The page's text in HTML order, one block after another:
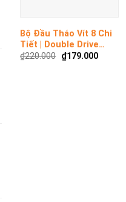
Bộ Đầu Tháo Vít 8 Chi
Tiết | Double Drive
DD65912
₫220.000 ₫179.000